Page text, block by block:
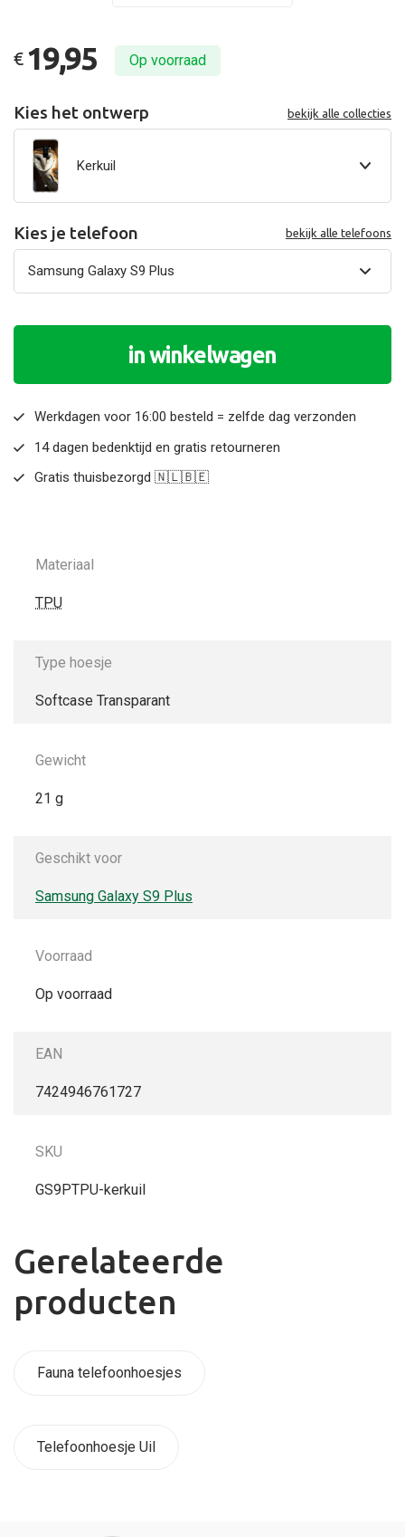
€ 19,95 Op voorraad
Kies het ontwerp bekijk alle collecties
Kerkuil
Kies je telefoon bekijk alle telefoons
in winkelwagen
Werkdagen voor 16:00 besteld = zelfde dag verzonden
14 dagen bedenktijd en gratis retourneren
Gratis thuisbezorgd 🇳🇱🇧🇪
Materiaal
TPU
Type hoesje
Softcase Transparant
Gewicht
21 g
Geschikt voor
Samsung Galaxy S9 Plus
Voorraad
Op voorraad
EAN
7424946761727
SKU
GS9PTPU-kerkuil
Gerelateerde
producten
Fauna telefoonhoesjes
Telefoonhoesje Uil